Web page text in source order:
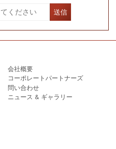
会社概要
コーポレートパートナーズ
問い合わせ
ニュース & ギャラリー